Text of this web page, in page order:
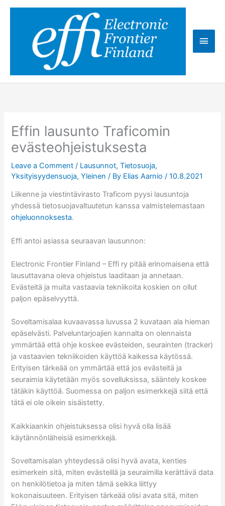
Main
Effin lausunto Traficomin
evästeohjeistuksesta
Leave a Comment / Lausunnot,Tietosuoja,
Yksityisyydensuoja,Yleinen / By Elias Aarnio/10.8.2021
Liikenne ja viestintävirasto Traficom pyysi lausuntoja
yhdessä tietosuojavaltuutetun kanssa valmistelemastaan
ohjeluonnoksesta.
Effi antoi asiassa seuraavan lausunnon:
Electronic Frontier Finland – Effi ry pitää erinomaisena että
lausuttavana oleva ohjeistus laaditaan ja annetaan.
Evästeitä ja muita vastaavia tekniikoita koskien on ollut
paljon epäselvyyttä.
Soveltamisalaa kuvaavassa luvussa 2 kuvataan ala hieman
epäselvästi. Palveluntarjoajien kannalta on olennaista
ymmärtää että ohje koskee evästeiden, seurainten (tracker)
ja vastaavien tekniikoiden käyttöä kaikessa käytössä.
Erityisen tärkeää on ymmärtää että jos evästeitä ja
seuraimia käytetään myös sovelluksissa, sääntely koskee
tätäkin käyttöä. Suomessa on paljon esimerkkejä siitä että
tätä ei ole oikein sisäistetty.
Kaikkiaankin ohjeistuksessa olisi hyvä olla lisää
käytännönläheisiä esimerkkejä.
Soveltamisalan yhteydessä olisi hyvä avata, kenties
esimerkein sitä, miten evästeillä ja seuraimilla kerättävä data
on henkilötietoa ja miten tämä seikka liittyy
kokonaisuuteen. Erityisen tärkeää olisi avata sitä, miten